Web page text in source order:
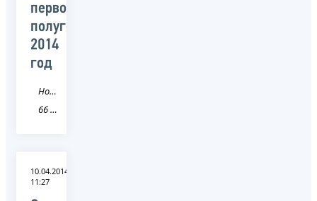
первое
полугодие
2014
год
Новость
66 Свердловская область
10.04.2014
11:27